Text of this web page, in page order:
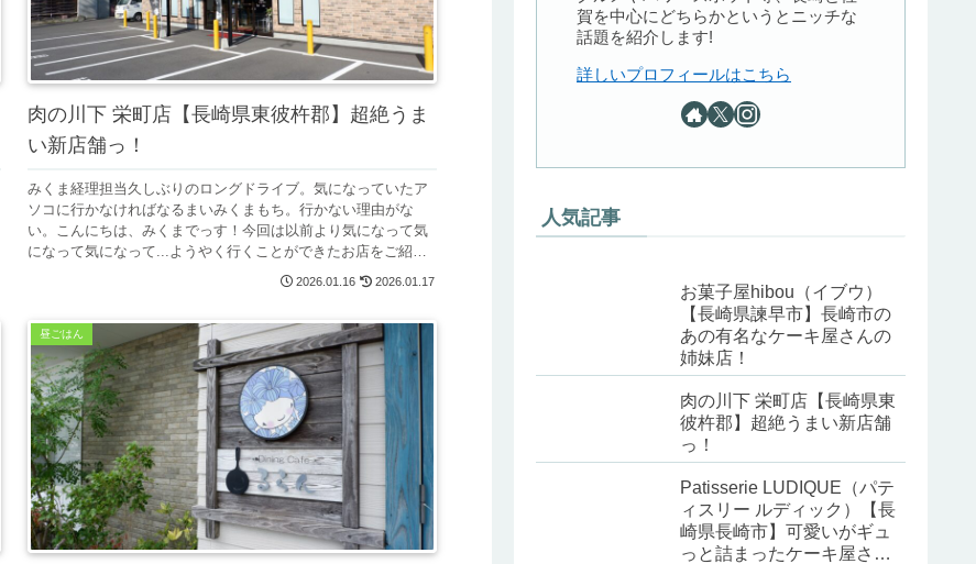
肉の川下 栄町店【長崎県東彼杵郡】超絶うま
い新店舗っ！
みくま経理担当久しぶりのロングドライブ。気になっていたア
ソコに行かなければなるまいみくまもち。行かない理由がな
い。こんにちは、みくまでっす！今回は以前より気になって気
になって気になって...ようやく行くことができたお店をご紹介
2026.01.16 2026.01.17
昼ごはん
賀を中心にどちらかというとニッチな
話題を紹介します!
詳しいプロフィールはこちら
人気記事
お菓子屋hibou（イブウ）
【長崎県諫早市】長崎市の
あの有名なケーキ屋さんの
姉妹店！
肉の川下 栄町店【長崎県東
彼杵郡】超絶うまい新店舗
っ！
Patisserie LUDIQUE（パテ
ィスリー ルディック）【長
崎県長崎市】可愛いがギュ
っと詰まったケーキ屋さ